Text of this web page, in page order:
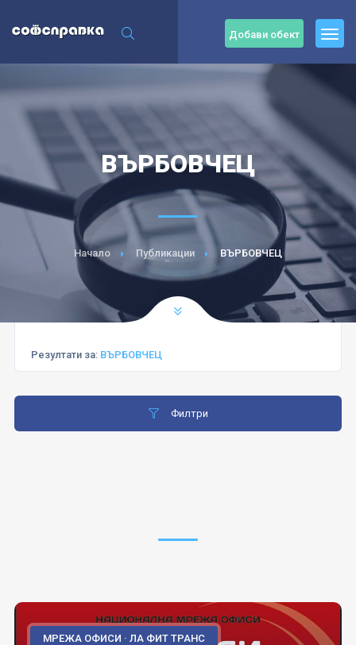
Добави обект
ВЪРБОВЧЕЦ
Начало Публикации ВЪРБОВЧЕЦ
Резултати за: ВЪРБОВЧЕЦ
Филтри
МРЕЖА ОФИСИ · ЛА ФИТ ТРАНС